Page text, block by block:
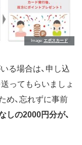
Image エポスカード
る場合は、申し込
ってもらいましょ
め、忘れずに事前
しの2000円分が、